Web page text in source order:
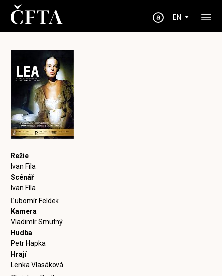
EN
Režie
Ivan Fíla
Scénář
Ivan Fíla
Ľubomír Feldek
Kamera
Vladimír Smutný
Hudba
Petr Hapka
Hrají
Lenka Vlasáková